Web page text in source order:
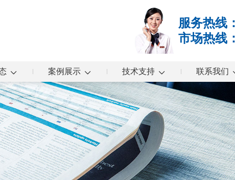
服务热线
市场热线
案例展示 技术支持 联系我们